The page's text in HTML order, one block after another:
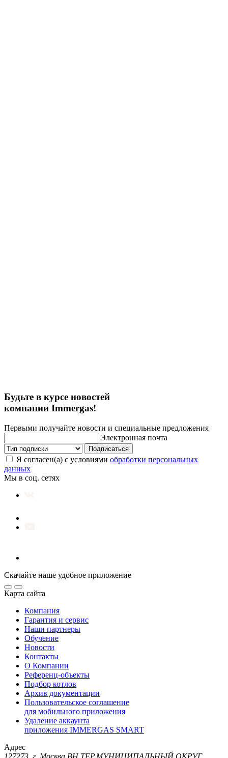
Будьте в курсе новостей
компании Immergas!
Первыми получайте новости и специальные предложения
Электронная почта
Подписаться
Я согласен(а) с условиями обработки персональных
данных
Мы в соц. сетях
Скачайте наше удобное приложение
Карта сайта
Компания
Гарантия и сервис
Наши партнеры
Обучение
Новости
Контакты
О Компании
Референц-объекты
Подбор котлов
Архив документации
Пользовательское соглашение
для мобильного приложения
Удаление аккаунта
приложения IMMERGAS SMART
Адрес
127273, г. Москва ВН.ТЕР.МУНИЦИПАЛЬНЫЙ ОКРУГ